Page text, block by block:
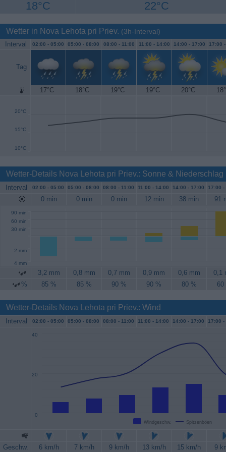
18°C 22°C
Wetter in Nova Lehota pri Priev. (3h-Interval)
Interval 02:00 - 05:00 05:00 - 08:00 08:00 - 11:00 11:00 - 14:00 14:00 - 17:00 17:00
Tag
17°C 18°C 19°C 19°C 20°C
10°C
15°C
20°C
25°C
Wetter-Details Nova Lehota pri Priev.: Sonne & Niederschlag
Interval 02:00 - 05:00 05:00 - 08:00 08:00 - 11:00 11:00 - 14:00 14:00 - 17:00 17:00 -
0 min 0 min 0 min 12 min 38 min 91
30 min
60 min
90 min
2 mm
4 mm
3,2 mm 0,8 mm 0,7 mm 0,9 mm 0,6 mm
0,1
%
85 % 85 % 90 % 90 % 80 % 60
Wetter-Details Nova Lehota pri Priev.: Wind
Interval 02:00 - 05:00 05:00 - 08:00 08:00 - 11:00 11:00 - 14:00 14:00 - 17:00 17:00 -
Windgeschw. Spitzenböen
0
20
40
Geschw. 6 km/h 7 km/h 9 km/h 13 km/h 15 km/h
9